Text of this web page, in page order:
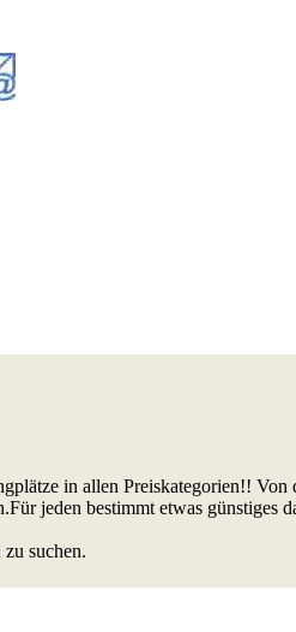
in allen Preiskategorien!!
jeden bestimmt etwas günstiges
suchen.